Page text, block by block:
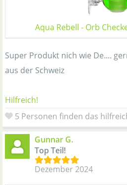
Aqua Rebell - Orb
Super Produkt nich wie De....
aus der Schweiz
Hilfreich!
5 Personen finden das
Gunnar G.
Top Teil!
Dezember 2024